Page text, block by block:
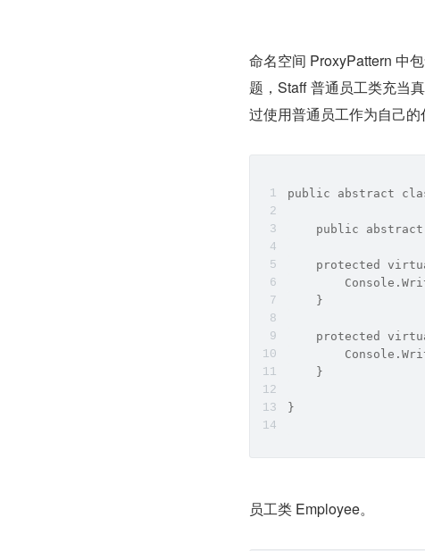
命名空间 ProxyPattern 中
题，Staff 普通员工类充当
过使用普通员工作为自己的
public abstract
public
protected
    }
protected
    }
}
员工类 Employee。